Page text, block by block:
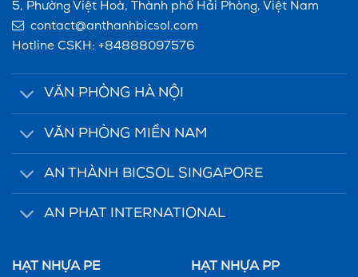
5, Phường Việt Hoà, Thành phố Hải Phòng, Việt Nam
contact@anthanhbicsol.com
Hotline CSKH: +84888097576
VĂN PHÒNG HÀ NỘI
VĂN PHÒNG MIỀN NAM
AN THÀNH BICSOL SINGAPORE
AN PHAT INTERNATIONAL
HẠT NHỰA PE HẠT NHỰA PP